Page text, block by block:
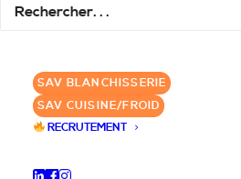
SAV BLANCHISSERIE
SAV CUISINE/FROID
RECRUTEMENT
✆ 09 78 083 083